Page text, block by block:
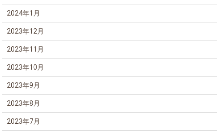
2024年1月
2023年12月
2023年11月
2023年10月
2023年9月
2023年8月
2023年7月